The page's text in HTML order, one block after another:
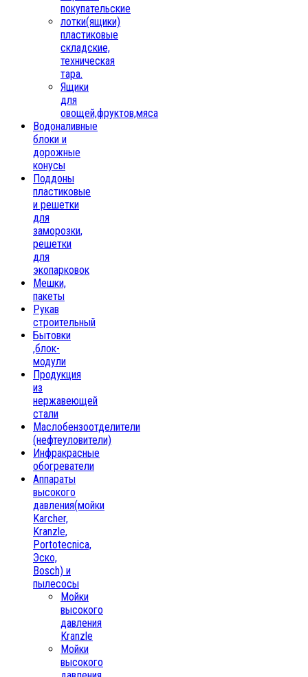
покупательские
лотки(ящики)
пластиковые
складские,
техническая
тара.
Ящики
для
овощей,фруктов,мяса
Водоналивные
блоки и
дорожные
конусы
Поддоны
пластиковые
и решетки
для
заморозки,
решетки
для
экопарковок
Мешки,
пакеты
Рукав
строительный
Бытовки
,блок-
модули
Продукция
из
нержавеющей
стали
Маслобензоотделители
(нефтеуловители)
Инфракрасные
обогреватели
Аппараты
высокого
давления(мойки
Karcher,
Kranzle,
Portotecnica,
Эско,
Bosch) и
пылесосы
Мойки
высокого
давления
Kranzle
Мойки
высокого